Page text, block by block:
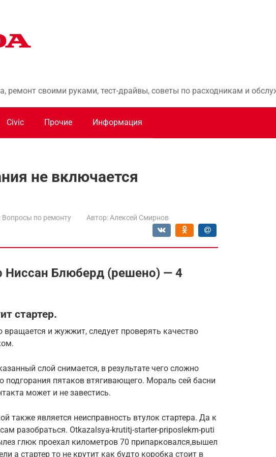
ремонт своими руками, тест-драйвы, советы по расходникам и
Civic Прочие Информация
не включается
Вопросы по ремонту Автор: Алексей Смирнов
Ниссан Блюберд (решено) — 4
стартер.
вращается и жужжит, следует проверять качество
слой снимается, в результате чего сложно
подгорания пятаков втягивающего. Мораль сей басни
может и не завестись.
также является неисправность втулок стартера. Да к
разобраться. Otkazalsya-krutitj-starter-priposlekm-puti
глюк проехал километров 70 припарковался,вышел
а стартер то не крутит как будто коробка стоит в